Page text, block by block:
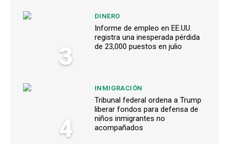
3
DINERO
Informe de empleo en EE.UU.
registra una inesperada pérdida
de 23,000 puestos en julio
4
INMIGRACIÓN
Tribunal federal ordena a Trump
liberar fondos para defensa de
niños inmigrantes no
acompañados